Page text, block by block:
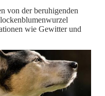
von der beruhigenden
wie Gewitter und